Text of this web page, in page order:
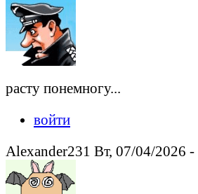
расту понемногу...
войти
Alexander231 Вт, 07/04/2026 -